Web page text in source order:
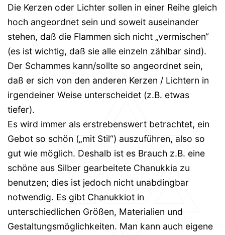
Die Kerzen oder Lichter sollen in einer Reihe gleich
hoch angeordnet sein und soweit auseinander
stehen, daß die Flammen sich nicht „vermischen“
(es ist wichtig, daß sie alle einzeln zählbar sind).
Der Schammes kann/sollte so angeordnet sein,
daß er sich von den anderen Kerzen / Lichtern in
irgendeiner Weise unterscheidet (z.B. etwas
tiefer).
Es wird immer als erstrebenswert betrachtet, ein
Gebot so schön („mit Stil“) auszuführen, also so
gut wie möglich. Deshalb ist es Brauch z.B. eine
schöne aus Silber gearbeitete Chanukkia zu
benutzen; dies ist jedoch nicht unabdingbar
notwendig. Es gibt Chanukkiot in
unterschiedlichen Größen, Materialien und
Gestaltungsmöglichkeiten. Man kann auch eigene